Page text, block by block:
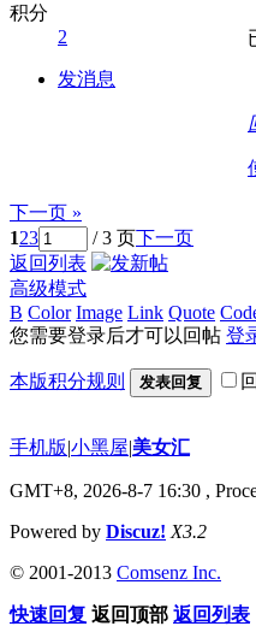
积分
2
发消息
下一页 »
123 / 3 页下一页
返回列表
高级模式
B Color Image Link Quote
您需要登录后才可以回帖 登
本版积分规则 发表回复
手机版|小黑屋|美女汇
GMT+8, 2026-8-7 16:30 ,
Powered by Discuz! X3.2
© 2001-2013 Comsenz Inc.
快速回复 返回顶部 返回列表